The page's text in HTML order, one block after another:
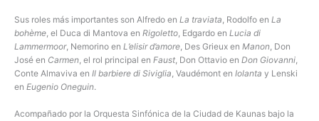
Sus roles más importantes son Alfredo en La traviata , Rodolfo en La
bohème , el Duca di Mantova en Rigoletto , Edgardo en Lucia di
Lammermoor, Nemorino en L’elisir d’amore , Des Grieux en Manon , Don
José en Carmen , el rol principal en Faust , Don Ottavio en Don Giovanni
Conte Almaviva en Il barbiere di Siviglia , Vaudémont en Iolanta y Lenski
en Eugenio Oneguin.
Acompañado por la Orquesta Sinfónica de la Ciudad de Kaunas bajo la